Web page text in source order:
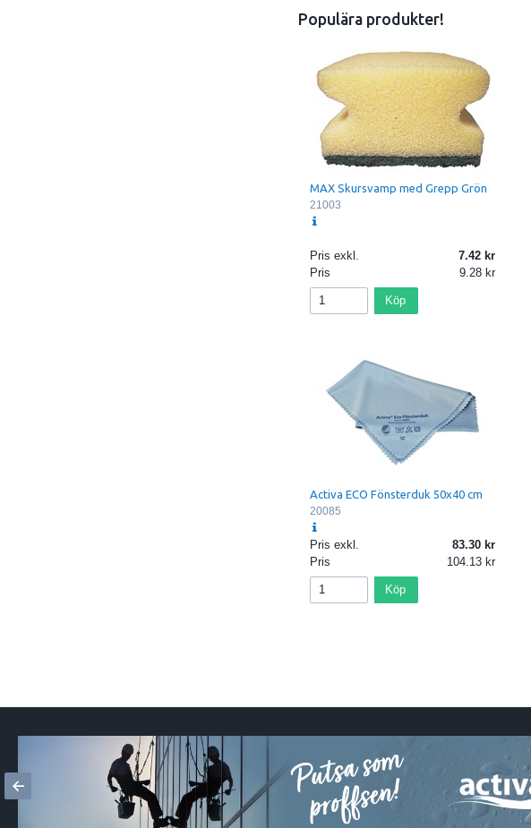
Populära produkter!
MAX Skursvamp med Grepp Grön
21003
Pris exkl.
7.42
Pris
9.28
Köp
Activa ECO Fönsterduk 50x40 cm
20085
Pris exkl.
83.30
Pris
104.13
Köp